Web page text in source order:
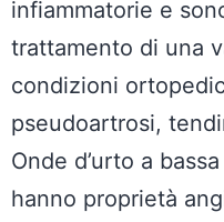
infiammatorie e
trattamento di una
condizioni
pseudoartrosi,
Onde d’urto a
hanno proprietà